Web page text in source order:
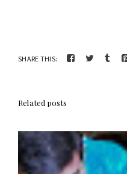
SHARE THIS:
Related posts